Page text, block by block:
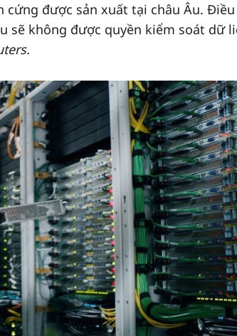
cứng được sản xuất tại châu Âu.
sẽ không được quyền kiểm soát dữ